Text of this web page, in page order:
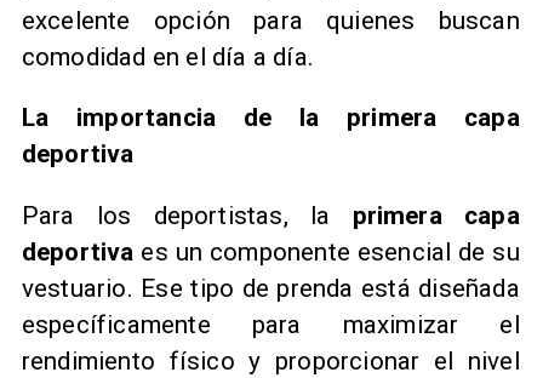
excelente opción para quienes buscan
comodidad en el día a día.
La importancia de la primera capa
deportiva
Para los deportistas, la primera capa
deportiva es un componente esencial de su
vestuario. Ese tipo de prenda está diseñada
específicamente para maximizar el
rendimiento físico y proporcionar el nivel